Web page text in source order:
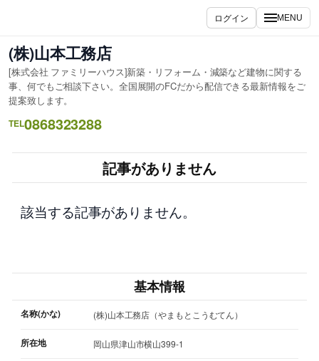
を
ス
キ
ッ
ログイン MENU
(株)山本工務店
[株式会社 ファミリーハウス]新築・リフォーム・減築など建物に関する
事、何でもご相談下さい。全国展開のFCだから配信できる最新情報をご
提案致します。
TEL0868323288
記事がありません
該当する記事がありません。
基本情報
名称(かな) (株)山本工務店（やまもとこうむてん）
所在地 岡山県津山市横山399-1